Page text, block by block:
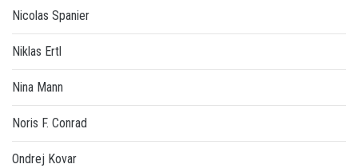
Nicolas Spanier
Niklas Ertl
Nina Mann
Noris F. Conrad
Ondrej Kovar